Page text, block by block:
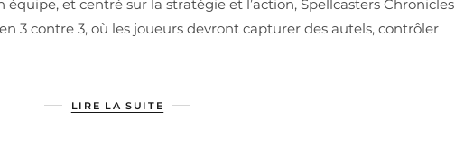
et centré sur la stratégie et l’action, Spellcasters Chronicles
3 contre 3, où les joueurs devront capturer des autels, contrôler
LIRE LA SUITE